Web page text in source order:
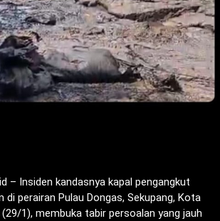
– Insiden kandasnya kapal pengangkut
di perairan Pulau Dongas, Sekupang, Kota
1), membuka tabir persoalan yang jauh